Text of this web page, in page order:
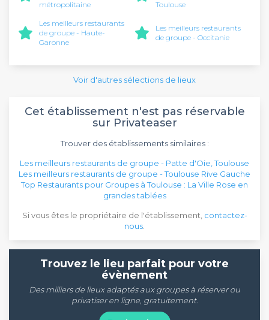
métropolitaine Toulouse
Les meilleurs restaurants
de groupe - Haute-
Garonne
Les meilleurs restaurants
de groupe - Occitanie
Voir d'autres sélections de lieux
Cet établissement n'est pas réservable
sur Privateaser
Trouver des établissements similaires :
Les meilleurs restaurants de groupe - Patte d'Oie, Toulouse
Les meilleurs restaurants de groupe - Toulouse Rive Gauche
Top Restaurants pour Groupes à Toulouse : La Ville Rose en
grandes tablées
Si vous êtes le propriétaire de l'établissement, contactez-
nous
Trouvez le lieu parfait pour votre
évènement
Des milliers de lieux adaptés aux groupes à réserver ou
privatiser en ligne, gratuitement.